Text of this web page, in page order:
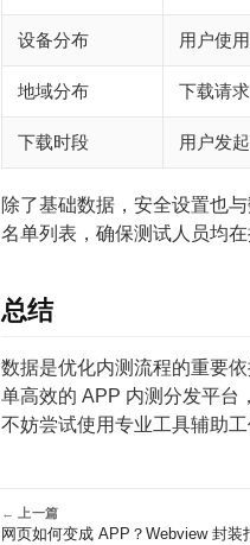
设备分布 用户使
地域分布 下载请
下载时段 用户发
除了基础数据，安全设置也
名单列表，确保测试人员均
总结
数据是优化内测流程的重要
单高效的 APP 内测分发平台
不妨尝试使用专业工具辅助
← 上一篇
网页如何变成 APP？Webview 封装